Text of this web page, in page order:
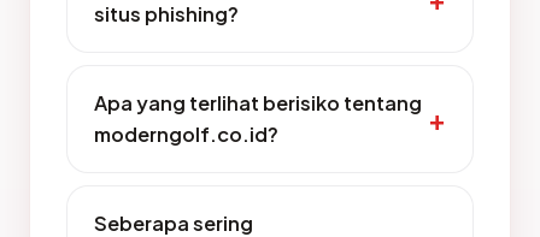
situs phishing?
Apa yang terlihat berisiko tentang
moderngolf.co.id?
Seberapa sering